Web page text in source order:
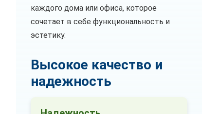
каждого дома или офиса, которое
сочетает в себе функциональность и
эстетику.
Высокое качество и
надежность